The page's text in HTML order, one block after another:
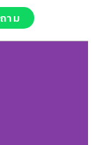
าม